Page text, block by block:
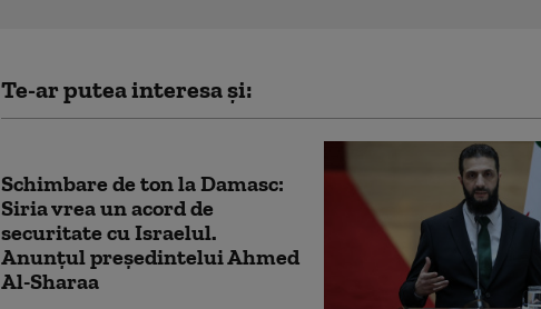
Te-ar putea interesa și:
Schimbare de ton la Damasc:
Siria vrea un acord de
securitate cu Israelul.
Anunțul preşedintelui Ahmed
Al-Sharaa